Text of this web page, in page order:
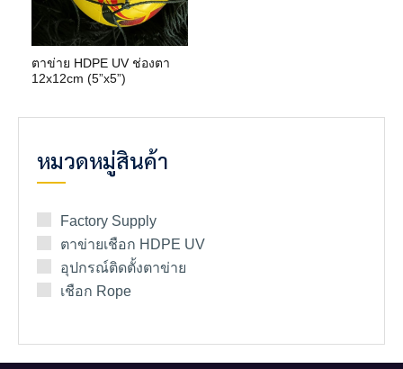
หมวดหมู่สินค้า
Factory Supply
ตาข่ายเชือก HDPE UV
อุปกรณ์ติดตั้งตาข่าย
เชือก Rope
ตาข่าย HDPE UV ช่องตา
12x12cm (5”x5”)